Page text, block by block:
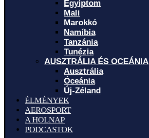
Egyiptom
Mali
Marokkó
Namíbia
Tanzánia
Tunézia
AUSZTRÁLIA ÉS OCEÁNIA
Ausztrália
Óceánia
Új-Zéland
ÉLMÉNYEK
AEROSPORT
A HOLNAP
PODCASTOK